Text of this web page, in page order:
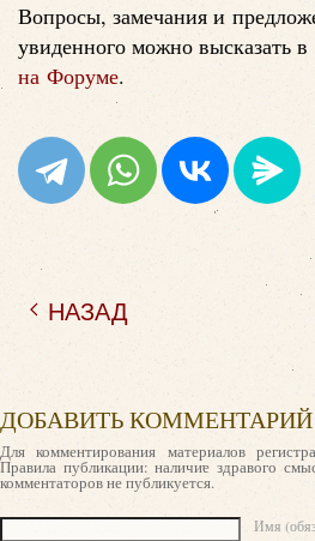
Вопросы, замечания и
увиденного можно высказать
на Форуме.
НАЗАД
ДОБАВИТЬ КОММЕНТАРИЙ
Для комментирования материалов
Правила публикации: наличие здравого
комментаторов не публикуется.
Имя
Текст комментария